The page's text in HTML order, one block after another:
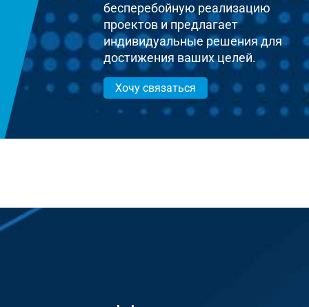
бесперебойную реализацию
проектов и предлагает
индивидуальные решения для
достижения ваших целей.
Хочу связаться